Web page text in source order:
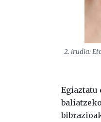
2. irudia: